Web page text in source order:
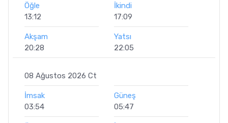
Öğle
13:12
İkindi
17:09
Akşam
20:28
Yatsı
22:05
08 Ağustos 2026 Ct
İmsak
03:54
Güneş
05:47